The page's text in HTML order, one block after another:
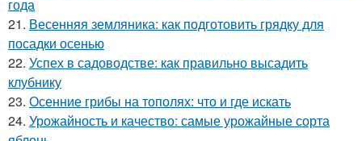
года
21. Весенняя земляника: как подготовить грядку для
посадки осенью
22. Успех в садоводстве: как правильно высадить
клубнику
23. Осенние грибы на тополях: что и где искать
24. Урожайность и качество: самые урожайные сорта